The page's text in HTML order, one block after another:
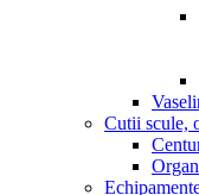
Cutii scule,